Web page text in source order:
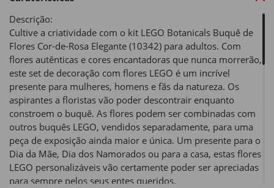
Descrição:
Cultive a criatividade com o kit LEGO Botanicals Buquê de
Flores Cor-de-Rosa Elegante (10342) para adultos. Com
flores autênticas e cores encantadoras que nunca morrerão,
este set de decoração com flores LEGO é um incrível
presente para mulheres, homens e fãs da natureza. Os
aspirantes a floristas vão poder descontrair enquanto
constroem o buquê. As flores podem ser combinadas com
outros buquês LEGO, vendidos separadamente, para uma
peça de exposição ainda maior e única. Um presente para o
Dia da Mãe, Dia dos Namorados ou para a casa, estas flores
LEGO personalizáveis vão certamente poder ser apreciadas
para sempre pelos seus entes queridos.